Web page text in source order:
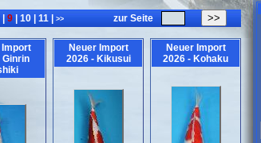
9 10 11 >> zur Seite >>
Import
Ginrin
Neuer Import
2026 - Kikusui
Neuer Import
2026 - Kohaku